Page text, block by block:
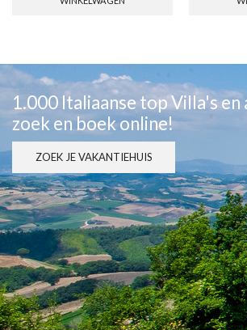
1.000 Italiaanse top Villa's
zoek en boek online!
ZOEK JE VAKANTIEHUIS